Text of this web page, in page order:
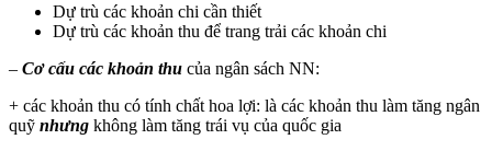
Dự trù các khoản chi cần thiết
Dự trù các khoản thu để trang trải các khoản chi
– Cơ cấu các khoản thu của ngân sách NN:
+ các khoản thu có tính chất hoa lợi: là các khoản thu làm tăng ngân
quỹ nhưng không làm tăng trái vụ của quốc gia